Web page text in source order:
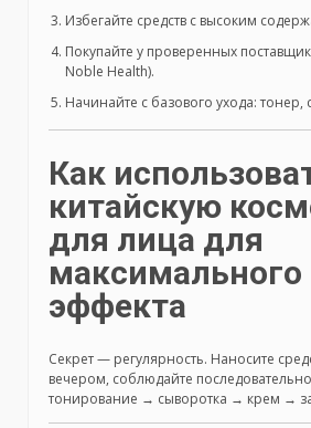
Избегайте средств с высоким
Покупайте у проверенных
Noble Health).
Начинайте с базового ухода: тонер,
Как
китайскую
для лица для
максимального
эффекта
Секрет — регулярность. Наносите
вечером, соблюдайте
тонирование → сыворотка → крем →